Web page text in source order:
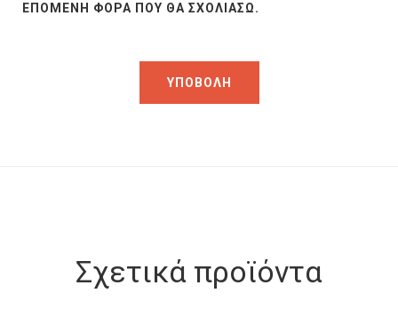
ΕΠΌΜΕΝΗ ΦΟΡΆ ΠΟΥ ΘΑ ΣΧΟΛΙΆΣΩ.
Σχετικά προϊόντα